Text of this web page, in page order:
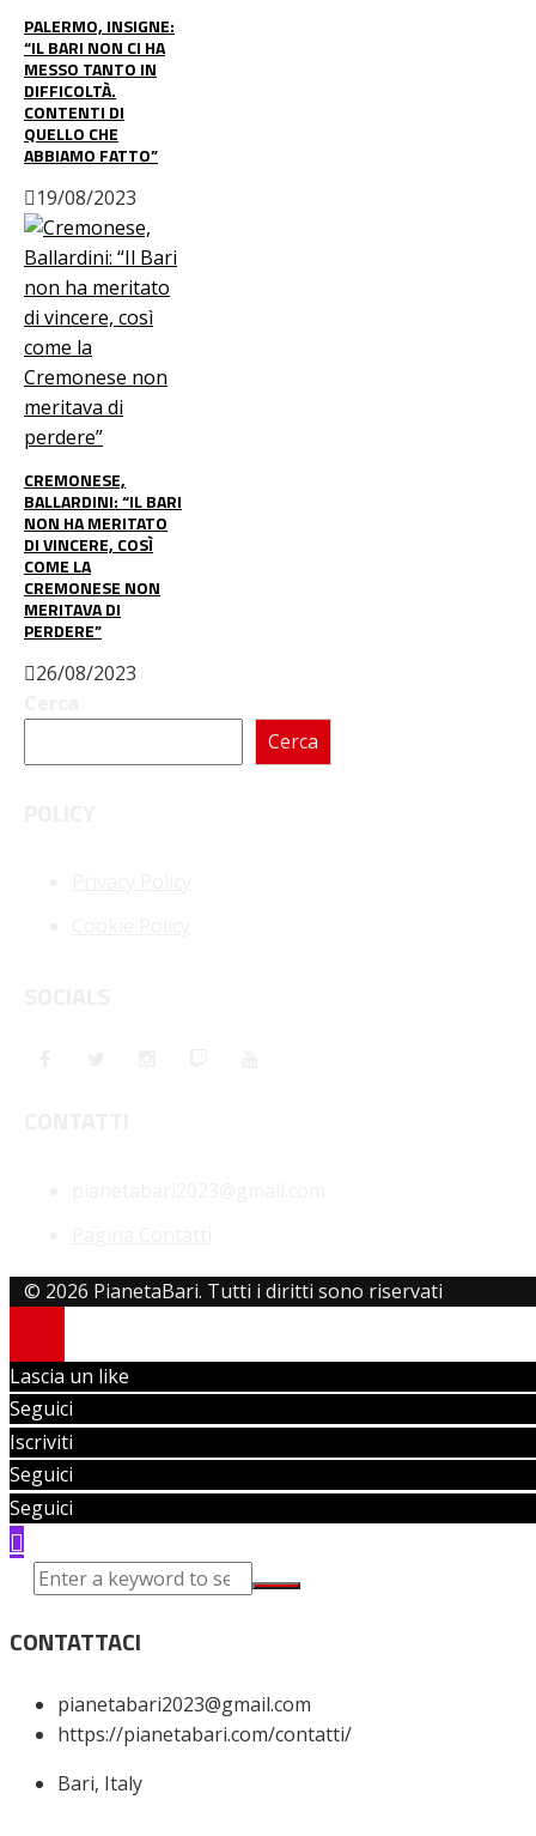
PALERMO, INSIGNE:
“IL BARI NON CI HA
MESSO TANTO IN
DIFFICOLTÀ.
CONTENTI DI
QUELLO CHE
ABBIAMO FATTO”
19/08/2023
CREMONESE,
BALLARDINI: “IL BARI
NON HA MERITATO
DI VINCERE, COSÌ
COME LA
CREMONESE NON
MERITAVA DI
PERDERE”
26/08/2023
Cerca
© 2026 PianetaBari. Tutti i diritti sono riservati
Lascia un like
Seguici
Iscriviti
Seguici
Seguici
CONTATTACI
pianetabari2023@gmail.com
https://pianetabari.com/contatti/
Bari, Italy